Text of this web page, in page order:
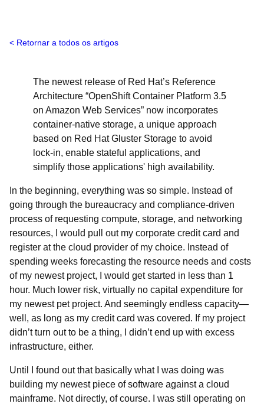
Retornar a todos os artigos
The newest release of Red Hat’s Reference
Architecture “OpenShift Container Platform 3.5
on Amazon Web Services” now incorporates
container-native storage, a unique approach
based on Red Hat Gluster Storage to avoid
lock-in, enable stateful applications, and
simplify those applications' high availability.
In the beginning, everything was so simple. Instead of
going through the bureaucracy and compliance-driven
process of requesting compute, storage, and networking
resources, I would pull out my corporate credit card and
register at the cloud provider of my choice. Instead of
spending weeks forecasting the resource needs and costs
of my newest project, I would get started in less than 1
hour. Much lower risk, virtually no capital expenditure for
my newest pet project. And seemingly endless capacity—
well, as long as my credit card was covered. If my project
didn’t turn out to be a thing, I didn’t end up with excess
infrastructure, either.
Until I found out that basically what I was doing was
building my newest piece of software against a cloud
mainframe. Not directly, of course. I was still operating on